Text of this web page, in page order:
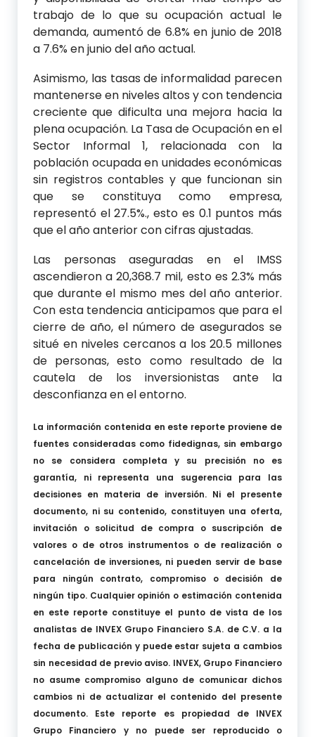
trabajo de lo que su ocupación actual le
demanda, aumentó de 6.8% en junio de 2018
a 7.6% en junio del año actual.
Asimismo, las tasas de informalidad parecen
mantenerse en niveles altos y con tendencia
creciente que dificulta una mejora hacia la
plena ocupación. La Tasa de Ocupación en el
Sector Informal 1, relacionada con la
población ocupada en unidades económicas
sin registros contables y que funcionan sin
que se constituya como empresa,
representó el 27.5%., esto es 0.1 puntos más
que el año anterior con cifras ajustadas.
Las personas aseguradas en el IMSS
ascendieron a 20,368.7 mil, esto es 2.3% más
que durante el mismo mes del año anterior.
Con esta tendencia anticipamos que para el
cierre de año, el número de asegurados se
situé en niveles cercanos a los 20.5 millones
de personas, esto como resultado de la
cautela de los inversionistas ante la
desconfianza en el entorno.
La información contenida en este reporte proviene de
fuentes consideradas como fidedignas, sin embargo
no se considera completa y su precisión no es
garantía, ni representa una sugerencia para las
decisiones en materia de inversión. Ni el presente
documento, ni su contenido, constituyen una oferta,
invitación o solicitud de compra o suscripción de
valores o de otros instrumentos o de realización o
cancelación de inversiones, ni pueden servir de base
para ningún contrato, compromiso o decisión de
ningún tipo. Cualquier opinión o estimación contenida
en este reporte constituye el punto de vista de los
analistas de INVEX Grupo Financiero S.A. de C.V. a la
fecha de publicación y puede estar sujeta a cambios
sin necesidad de previo aviso. INVEX, Grupo Financiero
no asume compromiso alguno de comunicar dichos
cambios ni de actualizar el contenido del presente
documento. Este reporte es propiedad de INVEX
Grupo Financiero y no puede ser reproducido o